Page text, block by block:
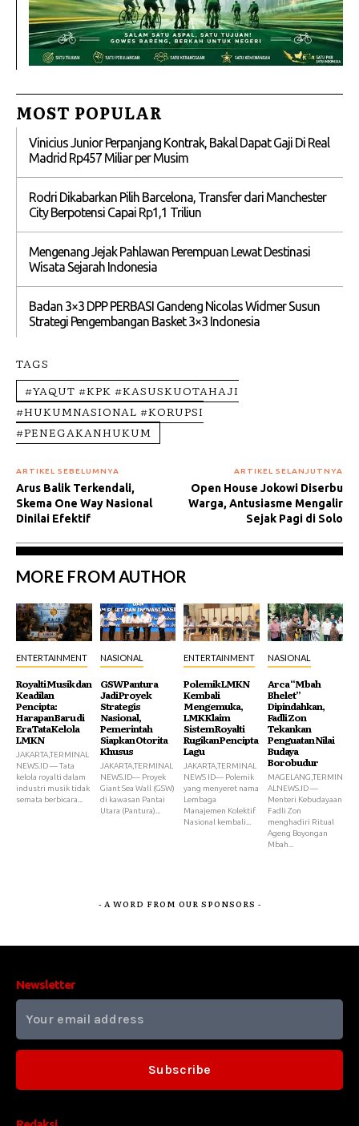
MOST POPULAR
Vinicius Junior Perpanjang Kontrak, Bakal Dapat Gaji Di Real
Madrid Rp457 Miliar per Musim
Rodri Dikabarkan Pilih Barcelona, Transfer dari Manchester
City Berpotensi Capai Rp1,1 Triliun
Mengenang Jejak Pahlawan Perempuan Lewat Destinasi
Wisata Sejarah Indonesia
Badan 3×3 DPP PERBASI Gandeng Nicolas Widmer Susun
Strategi Pengembangan Basket 3×3 Indonesia
TAGS
#YAQUT #KPK #KASUSKUOTAHAJI
#HUKUMNASIONAL #KORUPSI
#PENEGAKANHUKUM
ARTIKEL SEBELUMNYA
Arus Balik Terkendali,
Skema One Way Nasional
Dinilai Efektif
ARTIKEL SELANJUTNYA
Open House Jokowi Diserbu
Warga, Antusiasme Mengalir
Sejak Pagi di Solo
MORE FROM AUTHOR
ENTERTAINMENT
Royalti Musik dan
Keadilan
Pencipta:
Harapan Baru di
Era Tata Kelola
LMKN
JAKARTA,TERMINAL
NEWS.ID — Tata
kelola royalti dalam
industri musik tidak
semata berbicara...
NASIONAL
GSW Pantura
Jadi Proyek
Strategis
Nasional,
Pemerintah
Siapkan Otorita
Khusus
JAKARTA,TERMINAL
NEWS.ID— Proyek
Giant Sea Wall (GSW)
di kawasan Pantai
Utara (Pantura)...
ENTERTAINMENT
Polemik LMKN
Kembali
Mengemuka,
LMK Klaim
Sistem Royalti
Rugikan Pencipta
Lagu
JAKARTA,TERMINAL
NEWS ID— Polemik
yang menyeret nama
Lembaga
Manajemen Kolektif
Nasional kembali...
NASIONAL
Arca “Mbah
Bhelet”
Dipindahkan,
Fadli Zon
Tekankan
Penguatan Nilai
Budaya
Borobudur
MAGELANG,TERMIN
ALNEWS.ID —
Menteri Kebudayaan
Fadli Zon
menghadiri Ritual
Ageng Boyongan
Mbah...
- A WORD FROM OUR SPONSORS -
Newsletter
Subscribe